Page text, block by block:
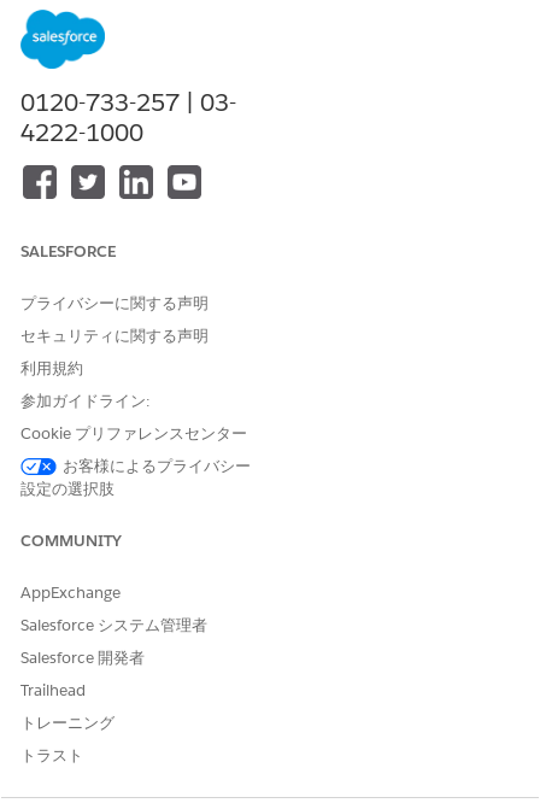
Edition
作業ステップテンプレートを
設定する
設定した作業ステップテンプレートを作業プランテンプレートに
ートから作成された作業ステップは、フローに自動的にリンクさ
業プランの下にアクションアイコンと共に薬剤管理作業ステップ
がリストされます。臨床医がこれらの作業ステップの作業を開始
すると、モバイルアプリケーションでフローがトリガーされ、臨
跡できるようになります。
アプリケーションランチャーから、[
[ 新規]をクリックし、薬剤管理作業ステップテンプレートの名
[アクション定義] で、[
Visits - Medication Administration (在宅訪問の患者薬剤の追
加 - 薬剤管理)] フローを選択します。
説明を入力します。
[有効]
Salesforce はフローを作業ステップテンプレートに関連付け、テ
す。臨床医が在宅訪問中にこれらの作業ステップに取り組むと、
0120-733-257 | 03-
4222-1000
SALESFORCE
プライバシーに関する声明
セキュリティに関する声明
利用規約
参加ガイドライン:
Cookie プリファレンスセンター
お客様によるプライバシー
設定の選択肢
COMMUNITY
AppExchange
Salesforce システム管理者
Salesforce 開発者
Trailhead
トレーニング
トラスト